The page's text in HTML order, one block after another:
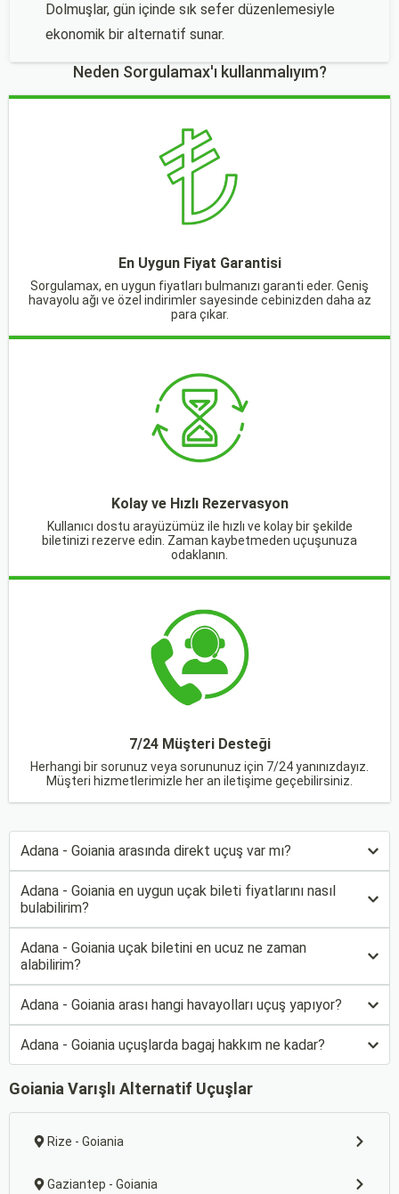
Dolmuşlar, gün içinde sık sefer düzenlemesiyle
ekonomik bir alternatif sunar.
Neden Sorgulamax'ı kullanmalıyım?
En Uygun Fiyat Garantisi
Sorgulamax, en uygun fiyatları bulmanızı garanti eder. Geniş
havayolu ağı ve özel indirimler sayesinde cebinizden daha az
para çıkar.
Kolay ve Hızlı Rezervasyon
Kullanıcı dostu arayüzümüz ile hızlı ve kolay bir şekilde
biletinizi rezerve edin. Zaman kaybetmeden uçuşunuza
odaklanın.
7/24 Müşteri Desteği
Herhangi bir sorunuz veya sorununuz için 7/24 yanınızdayız.
Müşteri hizmetlerimizle her an iletişime geçebilirsiniz.
Adana - Goiania arasında direkt uçuş var mı?
Adana - Goiania en uygun uçak bileti fiyatlarını nasıl
bulabilirim?
Adana - Goiania uçak biletini en ucuz ne zaman
alabilirim?
Adana - Goiania arası hangi havayolları uçuş yapıyor?
Adana - Goiania uçuşlarda bagaj hakkım ne kadar?
Goiania Varışlı Alternatif Uçuşlar
Rize - Goiania
Gaziantep - Goiania